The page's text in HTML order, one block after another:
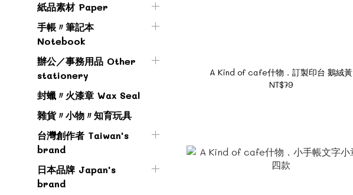
紙品素材 Paper
手帳〃筆記本
Notebook
辦公／事務用品 Other
stationery
封蠟〃火漆章 Wax Seal
雜貨〃小物〃知育玩具
台灣創作者 Taiwan's
brand
日本品牌 Japan's
brand
A Kind of cafe什物．訂製印台 鵝絨黃
NT$79